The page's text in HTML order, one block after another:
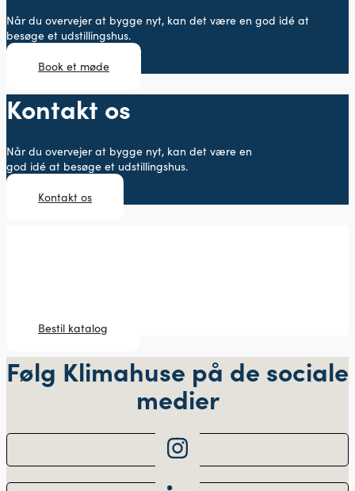
Når du overvejer at bygge nyt, kan det være en god idé at
besøge et udstillingshus.
Book et møde
Kontakt os
Når du overvejer at bygge nyt, kan det være en
god idé at besøge et udstillingshus.
Kontakt os
Bestil katalog
Følg Klimahuse på de sociale
medier